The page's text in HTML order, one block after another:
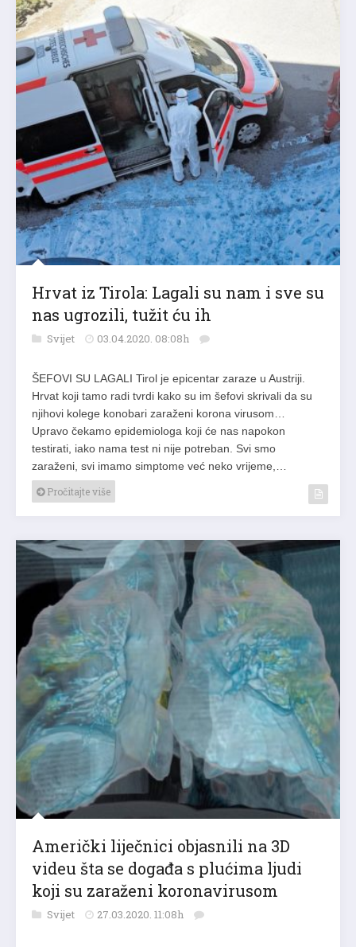
Hrvat iz Tirola: Lagali su nam i sve su
nas ugrozili, tužit ću ih
Svijet 03.04.2020. 08:08h
ŠEFOVI SU LAGALI Tirol je epicentar zaraze u Austriji.
Hrvat koji tamo radi tvrdi kako su im šefovi skrivali da su
njihovi kolege konobari zaraženi korona virusom…
Upravo čekamo epidemiologa koji će nas napokon
testirati, iako nama test ni nije potreban. Svi smo
zaraženi, svi imamo simptome već neko vrijeme,…
Pročitajte više
Američki liječnici objasnili na 3D
videu šta se događa s plućima ljudi
koji su zaraženi koronavirusom
Svijet 27.03.2020. 11:08h